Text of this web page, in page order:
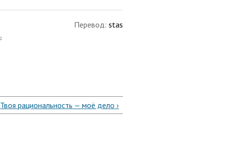
Перевод: stas
Твоя рациональность — моё дело ›